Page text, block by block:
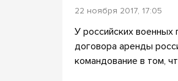
22 ноября 2017, 17:05
У российских военных
договора аренды
командование в том,